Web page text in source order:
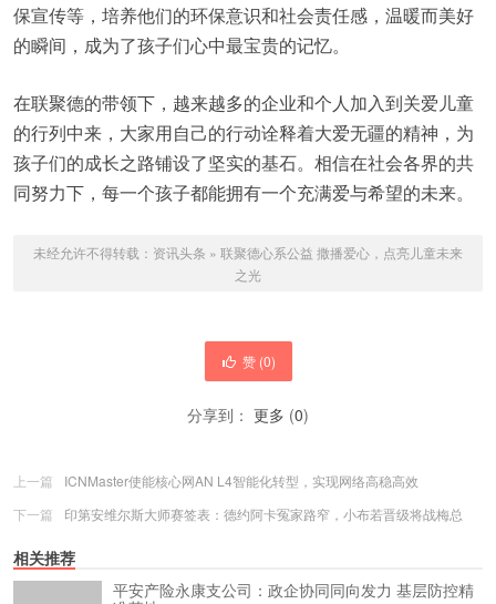
保宣传等，培养他们的环保意识和社会责任感，温暖而美好
的瞬间，成为了孩子们心中最宝贵的记忆。
在联聚德的带领下，越来越多的企业和个人加入到关爱儿童
的行列中来，大家用自己的行动诠释着大爱无疆的精神，为
孩子们的成长之路铺设了坚实的基石。相信在社会各界的共
同努力下，每一个孩子都能拥有一个充满爱与希望的未来。
未经允许不得转载： 资讯头条 » 联聚德心系公益 撒播爱心，点亮儿童未来
之光
赞 (0)
分享到： 更多 (0)
上一篇
ICNMaster使能核心网AN L4智能化转型，实现网络高稳高效
下一篇
印第安维尔斯大师赛签表：德约阿卡冤家路窄，小布若晋级将战梅总
相关推荐
平安产险永康支公司：政企协同同向发力 基层防控精